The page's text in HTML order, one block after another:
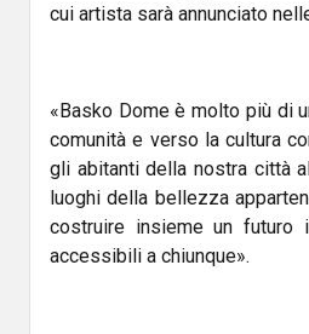
cui artista sarà annunciato
«Basko Dome è molto più di
comunità e verso la cultura
gli abitanti della nostra città
luoghi della bellezza
costruire insieme un futuro
accessibili a chiunque».